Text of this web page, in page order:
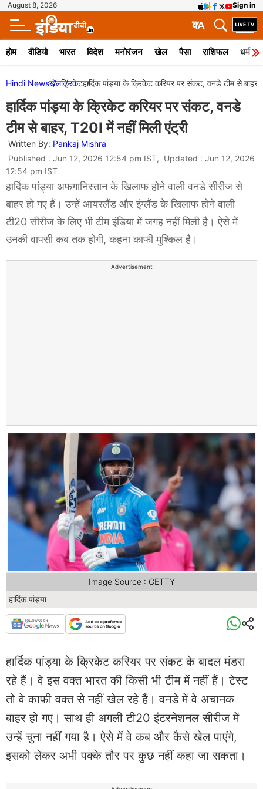
August 8, 2026 Sign in
A
क
होम वीडियो भारत विदेश मनोरंजन खेल पैसा राशिफल धर्म
Hindi Newsखेलक्रिकेटहार्दिक पांड्या के क्रिकेट करियर पर संकट, वनडे टीम से बाहर,
हार्दिक पांड्या के क्रिकेट करियर पर संकट, वनडे
टीम से बाहर, T20I में नहीं मिली एंट्री
Written By: Pankaj Mishra
Published : Jun 12, 2026 12:54 pm IST, Updated : Jun 12, 2026
12:54 pm IST
हार्दिक पांड्या अफगानिस्तान के खिलाफ होने वाली वनडे सीरीज से
बाहर हो गए हैं। उन्हें आयरलैंड और इंग्लैंड के खिलाफ होने वाली
टी20 सीरीज के लिए भी टीम इंडिया में जगह नहीं मिली है। ऐसे में
उनकी वापसी कब तक होगी, कहना काफी मुश्किल है।
Advertisement
हार्दिक पांड्या
Image Source : GETTY
हार्दिक पांड्या के क्रिकेट करियर पर संकट के बादल मंडरा
रहे हैं। वे इस वक्त भारत की किसी भी टीम में नहीं हैं। टेस्ट
तो वे काफी वक्त से नहीं खेल रहे हैं। वनडे में वे अचानक
बाहर हो गए। साथ ही अगली टी20 इंटरनेशनल सीरीज में
उन्हें चुना नहीं गया है। ऐसे में वे कब और कैसे खेल पाएंगे,
इसको लेकर अभी पक्के तौर पर कुछ नहीं कहा जा सकता।